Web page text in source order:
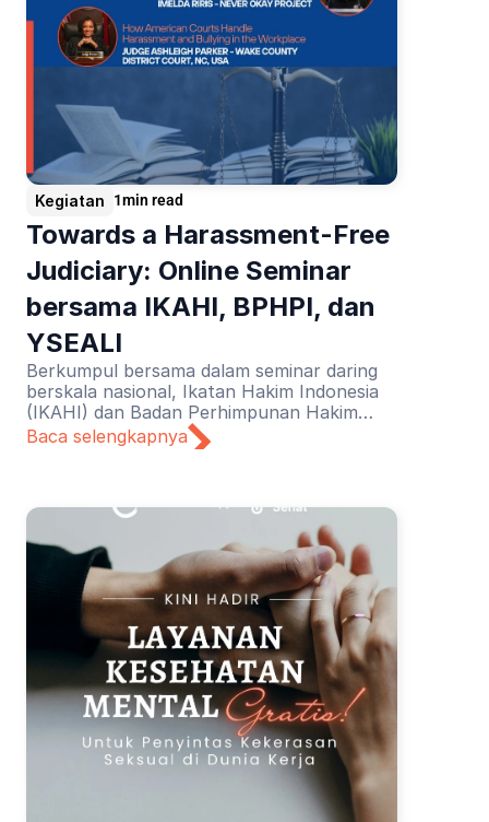
Kegiatan 1min read
Towards a Harassment-Free
Judiciary: Online Seminar
bersama IKAHI, BPHPI, dan
YSEALI
Berkumpul bersama dalam seminar daring
berskala nasional, Ikatan Hakim Indonesia
(IKAHI) dan Badan Perhimpunan Hakim
Perempuan Indonesia (BPHPI) didukung
oleh YSEALI mendiskusikan tajuk “Towards
Baca selengkapnya